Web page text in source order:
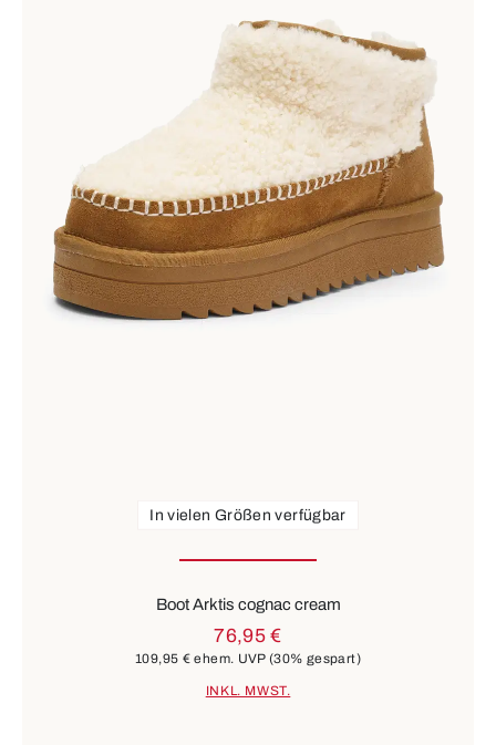
In vielen Größen verfügbar
Boot Arktis cognac cream
76,95 €
109,95 € ehem. UVP(30% gespart)
INKL. MWST.